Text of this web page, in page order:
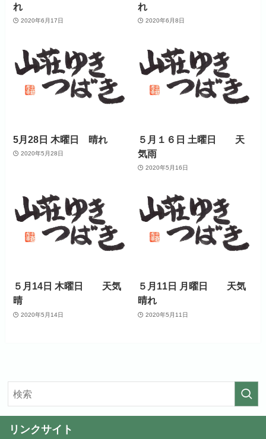
れ
2020年6月17日
れ
2020年6月8日
5月28日 木曜日 晴れ
2020年5月28日
５月１６日 土曜日 天
気雨
2020年5月16日
５月14日 木曜日 天気
晴
2020年5月14日
５月11日 月曜日 天気
晴れ
2020年5月11日
リンクサイト